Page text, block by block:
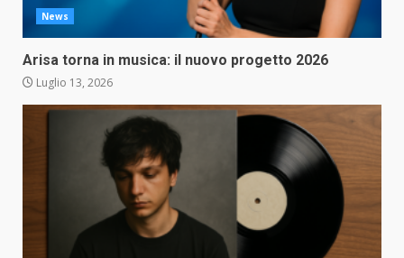
News
Arisa torna in musica: il nuovo progetto 2026
Luglio 13, 2026